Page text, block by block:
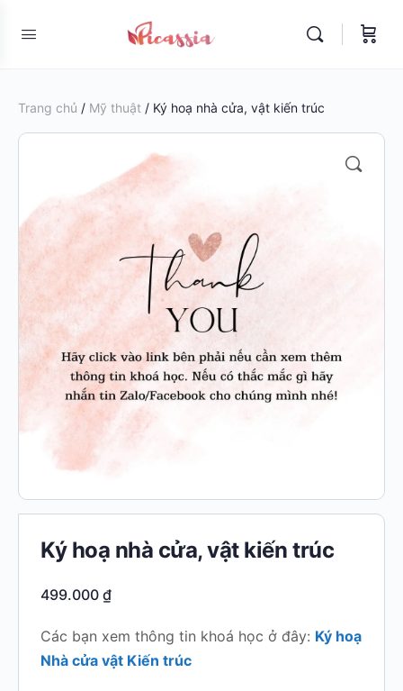
Trang chủ / Mỹ thuật / Ký hoạ nhà cửa, vật kiến trúc
Ký hoạ nhà cửa, vật kiến trúc
499.000 ₫
Các bạn xem thông tin khoá học ở đây: Ký hoạ
Nhà cửa vật Kiến trúc